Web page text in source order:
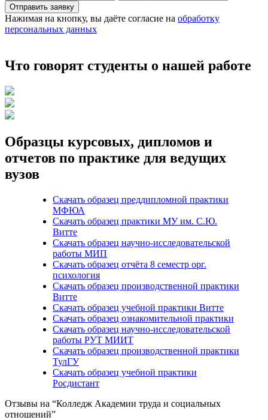
Отправить заявку
Нажимая на кнопку, вы даёте согласие на обработку
персональных данных
Что говорят студенты о нашей работе
Образцы курсовых, дипломов и
отчетов по практике для ведущих
вузов
Скачать образец преддипломной практики
МФЮА
Скачать образец практики МУ им. С.Ю.
Витте
Скачать образец научно-исследовательской
работы МИП
Скачать образец отчёта 8 семестр орг.
психология
Скачать образец производственной практики
Витте
Скачать образец учебной практики Витте
Скачать образец ознакомительной практики
Скачать образец научно-исследовательской
работы РУТ МИИТ
Скачать образец производственной практики
ТулГУ
Скачать образец учебной практики
Росдистант
Отзывы на “Колледж Академии труда и социальных
отношений”